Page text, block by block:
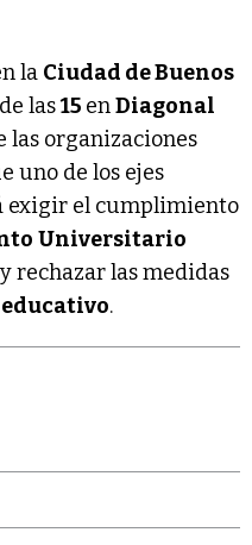
la Ciudad de Buenos
las15 enDiagonal
las organizaciones
uno de los ejes
exigir el cumplimiento
Universitario
y rechazar las medidas
.